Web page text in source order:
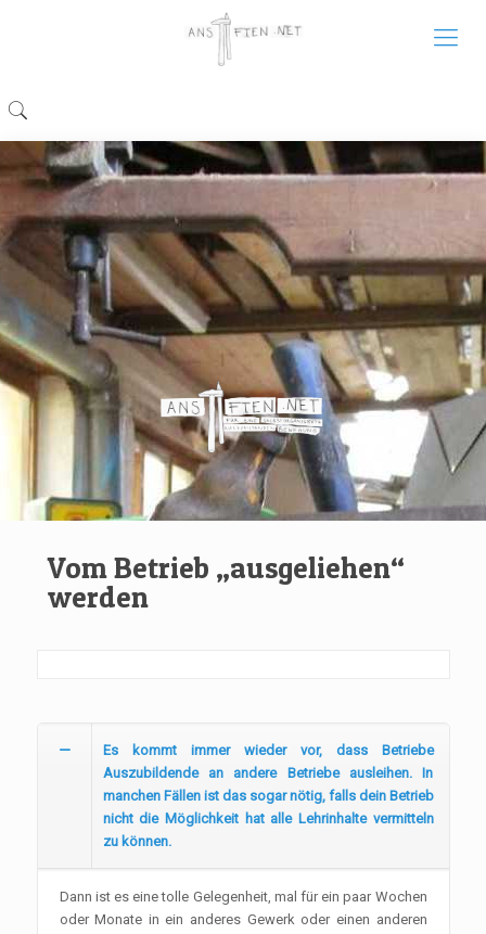
Vom Betrieb „ausgeliehen“
werden
Es kommt immer wieder vor, dass Betriebe
Auszubildende an andere Betriebe ausleihen. In
manchen Fällen ist das sogar nötig, falls dein Betrieb
nicht die Möglichkeit hat alle Lehrinhalte vermitteln
zu können.
Dann ist es eine tolle Gelegenheit, mal für ein paar Wochen
oder Monate in ein anderes Gewerk oder einen anderen